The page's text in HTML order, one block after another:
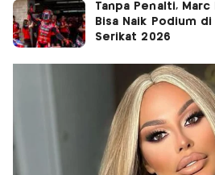
Tanpa Penalti,
Bisa Naik Podium
Serikat 2026